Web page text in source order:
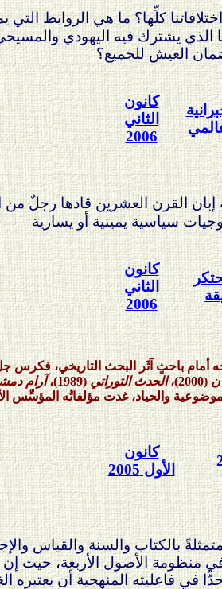
كلِّها؟ ما هي الروابط التي
الذي يشترك فيه اليهودي
العيش للجميع؟
كانون
الثاني
2006
إبان القرن العشرين قادها رجلٌ
كانون
الثاني
2006
أمام باحثٍ آثَر البحث التاريخي،
(2000)، الحدث التوراتي(1989)، آرام
كانون
الأول2005
بالكتاب والسنة والقياس
منظومة الأصول الأربعة، حيث إن
في فاعليته المنهجية أن